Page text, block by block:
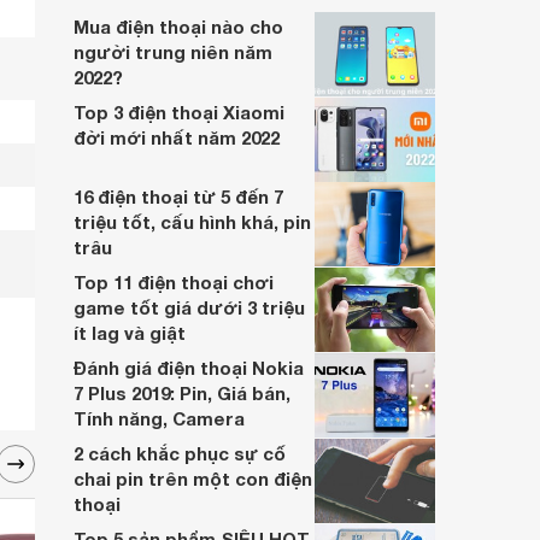
với nhiều thông số kỹ thuật ấn tượng,
vượt trội nhất. Mọi người hãy tham khảo
những chia sẻ dưới đây để có những
thông tin hữu ích.
Mua điện thoại nào cho
người trung niên năm
2022?
Top 3 điện thoại Xiaomi
đời mới nhất năm 2022
16 điện thoại từ 5 đến 7
triệu tốt, cấu hình khá, pin
trâu
Top 11 điện thoại chơi
game tốt giá dưới 3 triệu
ít lag và giật
Đánh giá điện thoại Nokia
7 Plus 2019: Pin, Giá bán,
Tính năng, Camera
2 cách khắc phục sự cố
chai pin trên một con điện
thoại